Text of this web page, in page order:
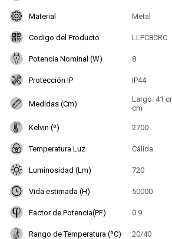
Material Metal
Codigo del Producto LLPC8CRC
Potencia Nominal (W) 8
Protección IP IP44
Medidas (Cm)
Largo: 41
cm
Kelvin (º) 2700
Temperatura Luz Cálida
Luminosidad (Lm) 720
Vida estimada (H) 50000
Factor de Potencia(PF) 0.9
Rango de Temperatura (ºC) 20/40